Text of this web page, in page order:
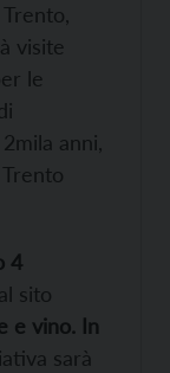
visite
le
anni,
4
sito
e vino. In
sarà